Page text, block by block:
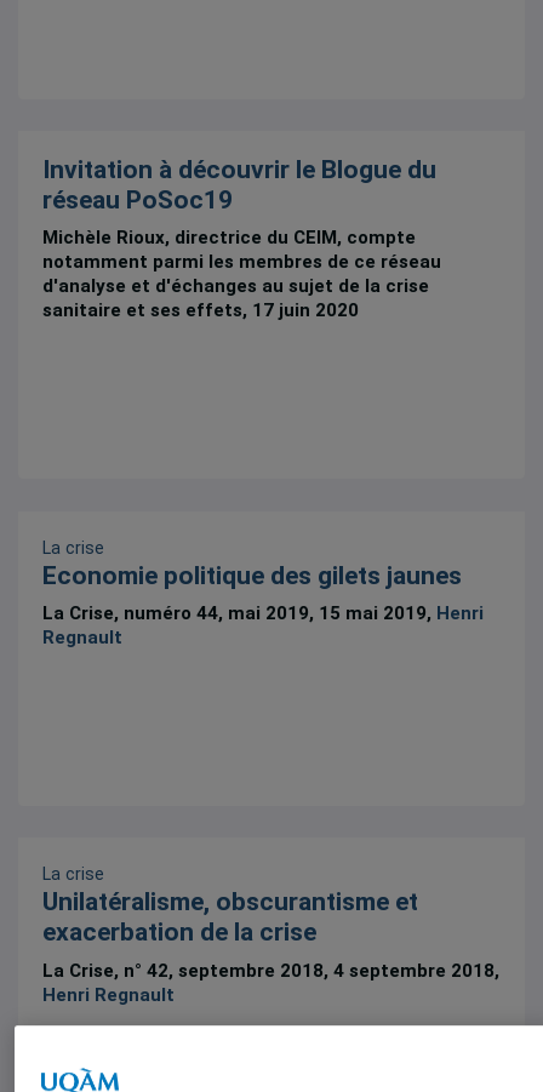
Invitation à découvrir le Blogue du
réseau PoSoc19
Michèle Rioux, directrice du CEIM, compte
notamment parmi les membres de ce réseau
d'analyse et d'échanges au sujet de la crise
sanitaire et ses effets, 17 juin 2020
La crise
Economie politique des gilets jaunes
La Crise, numéro 44, mai 2019, 15 mai 2019, Henri
Regnault
La crise
Unilatéralisme, obscurantisme et
exacerbation de la crise
La Crise, n° 42, septembre 2018, 4 septembre 2018,
Henri Regnault